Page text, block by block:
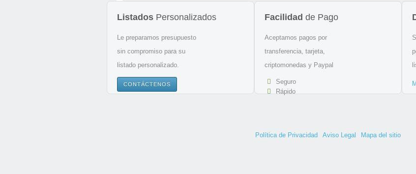
Listados Personalizados
Le preparamos presupuesto
sin compromiso para su
listado personalizado.
CONTÁCTENOS
Facilidad de Pago
Aceptamos pagos por
transferencia, tarjeta,
criptomonedas y Paypal
Seguro
Rápido
Política de Privacidad Aviso Legal Mapa del sitio